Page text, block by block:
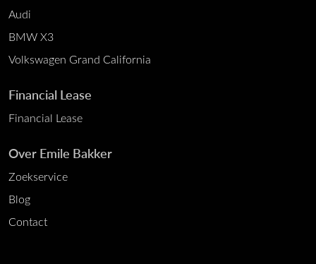
Audi
BMW X3
Volkswagen Grand California
Financial Lease
Financial Lease
Over Emile Bakker
Zoekservice
Blog
Contact